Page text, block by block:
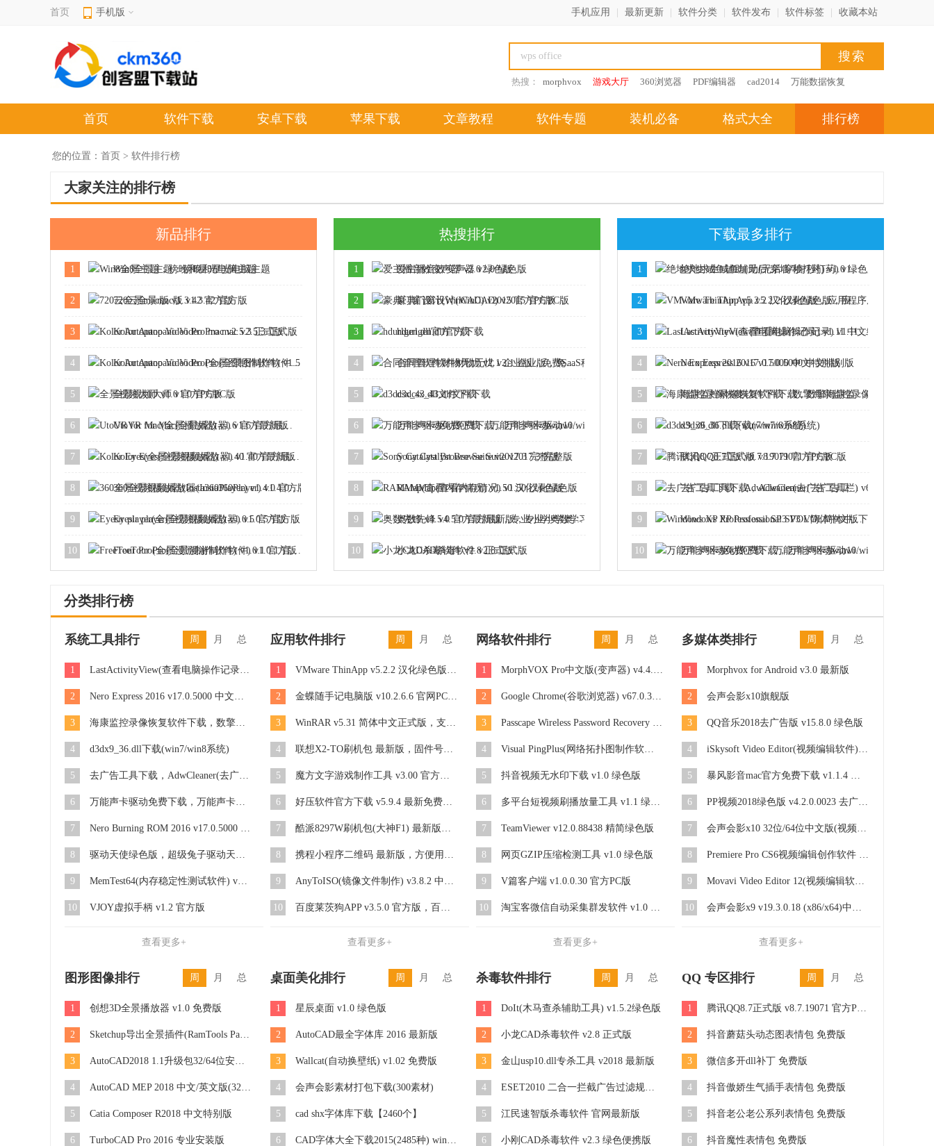
首页 手机版 手机应用 最新更新 软件分类 软件发布 软件标签 收藏本站
热搜： morphvox 游戏大厅 360浏览器 PDF编辑器 cad2014 万能数据恢复
首页 软件下载 安卓下载 苹果下载 文章教程 软件专题 装机必备 格式大全 排行榜
您的位置： 首页 > 软件排行榜
大家关注的排行榜
新品排行
1 Win8全景主题：傍晚和星光电脑主题
2 720云全景mac版 v1.3.42 官方版
3 Kolor Autopano Video Pro mac v2.5.3 正式版
4 Kolor Autopano Video Pro(全景图制作软件) v1.5.1 官方免费版
5 全景视频大师 v1.0 官方PC版
6 UtoVR for Mac(全景播放器) v1.6 官方最新版
7 Kolor Eyes(全景视频播放器) v1.40 官方最新版
8 360全景视频播放器(Insta360Player) v1.4.0 官方版
9 Eyesir player(全景视频播放器) v1.0.5 官方版
10 FreeTour Pro(全景漫游制作软件) v1.0.1 官方版
热搜排行
1 爱主播音效变声器 v2.0 绿色版
2 豪典门窗设计(WinCAD) v2015 官方PC版
3 hdurlgen.dll官方下载
4 合同管理软件财物无忧 v2.1 企业版，免费SaaS移动办公软件
5 d3dcsx_43.dll文件下载
6 万能声卡驱动免费下载，万能声卡驱动win10/win8/win7最新版(32位/64位)
7 Sony Catalyst Browse Suite v2017.3 完整版
8 RAMMap(查看内存情况) v1.50 汉化绿色版
9 奥数先锋 v4.5.0 官方最新版，专业小学奥数学习软件
10 小龙CAD杀毒软件 v2.8 正式版
下载最多排行
1 绝地求生咸鱼辅助(无后/穿墙/秒打药) v1.0 绿色版
2 VMware ThinApp v5.2.2 汉化绿色版，应用程序虚拟化工具
3 LastActivityView(查看电脑操作记录) v1.11 中文绿色版
4 Nero Express 2016 v17.0.5000 中文特别版
5 海康监控录像恢复软件下载，数擎海康监控录像恢复软件 v3.1 个人版
6 d3dx9_36.dll下载(win7/win8系统)
7 腾讯QQ8.7正式版 v8.7.19071 官方PC版
8 去广告工具下载，AdwCleaner(去广告工具栏) v6.0.4.7 官方版
9 Windows XP Professional SP3 VOL简体中文版下载
10 万能声卡驱动免费下载，万能声卡驱动win10/win8/win7最新版(32位/64位)
分类排行榜
系统工具排行 周 月 总
1 LastActivityView(查看电脑操作记录) v1.11 中文绿色版
2 Nero Express 2016 v17.0.5000 中文特别版
3 海康监控录像恢复软件下载，数擎海康监控录像恢复软件 v3.1 个人版
4 d3dx9_36.dll下载(win7/win8系统)
5 去广告工具下载，AdwCleaner(去广告工具栏) v6.0.4.7 官方版
6 万能声卡驱动免费下载，万能声卡驱动win10/win8/win7最新版(32位/64位)
7 Nero Burning ROM 2016 v17.0.5000 中文精简版
8 驱动天使绿色版，超级兔子驱动天使去广告版 v5.0.727.1001 单文件版
9 MemTest64(内存稳定性测试软件) v1.0 绿色版
10 VJOY虚拟手柄 v1.2 官方版
查看更多+
应用软件排行 周 月 总
1 VMware ThinApp v5.2.2 汉化绿色版，应用程序虚拟化工具
2 金蝶随手记电脑版 v10.2.6.6 官网PC版，随手记全账带自动备份功能
3 WinRAR v5.31 简体中文正式版，支持鼠标拖放及外壳扩展
4 联想X2-TO刷机包 最新版，固件号：VIBEUI_V2.0_1604_5.140.1_ST_X2-TO
5 魔方文字游戏制作工具 v3.00 官方最新版，制作文字游戏和互动小说软件
6 好压软件官方下载 v5.9.4 最新免费版，2345好压HaoZip软件
7 酷派8297W刷机包(大神F1) 最新版，版本号：4.4.2
8 携程小程序二维码 最新版，方便用户出行旅游
9 AnyToISO(镜像文件制作) v3.8.2 中文绿色版，镜像文件创建转换工具
10 百度莱茨狗APP v3.5.0 官方版，百度钱包区块链宠物
查看更多+
网络软件排行 周 月 总
1 MorphVOX Pro中文版(变声器) v4.4.65 完美版
2 Google Chrome(谷歌浏览器) v67.0.3396.18 中文绿色版
3 Passcape Wireless Password Recovery Pro v3.3.5.329 官方版
4 Visual PingPlus(网络拓扑图制作软件) v6.4.1 中文免费版
5 抖音视频无水印下载 v1.0 绿色版
6 多平台短视频刷播放量工具 v1.1 绿色版
7 TeamViewer v12.0.88438 精简绿色版
8 网页GZIP压缩检测工具 v1.0 绿色版
9 V篇客户端 v1.0.0.30 官方PC版
10 淘宝客微信自动采集群发软件 v1.0 绿色版
查看更多+
多媒体类排行 周 月 总
1 Morphvox for Android v3.0 最新版
2 会声会影x10旗舰版
3 QQ音乐2018去广告版 v15.8.0 绿色版
4 iSkysoft Video Editor(视频编辑软件) v4.6.0.0 汉化免费版
5 暴风影音mac官方免费下载 v1.1.4 最新版
6 PP视频2018绿色版 v4.2.0.0023 去广告版
7 会声会影x10 32位/64位中文版(视频制作软件)
8 Premiere Pro CS6视频编辑创作软件 v6.0.3 绿色精简版
9 Movavi Video Editor 12(视频编辑软件) v12.0.2 中文特别版
10 会声会影x9 v19.3.0.18 (x86/x64)中文注册版
查看更多+
图形图像排行 周 月 总
1 创想3D全景播放器 v1.0 免费版
2 Sketchup导出全景插件(RamTools Panorama) v0.33 免费版
3 AutoCAD2018 1.1升级包32/64位安装版
4 AutoCAD MEP 2018 中文/英文版(32位/64位)
5 Catia Composer R2018 中文特别版
6 TurboCAD Pro 2016 专业安装版
桌面美化排行 周 月 总
1 星辰桌面 v1.0 绿色版
2 AutoCAD最全字体库 2016 最新版
3 Wallcat(自动换壁纸) v1.02 免费版
4 会声会影素材打包下载(300素材)
5 cad shx字体库下载【2460个】
6 CAD字体大全下载2015(2485种) win7完整版
杀毒软件排行 周 月 总
1 DoIt(木马查杀辅助工具) v1.5.2绿色版
2 小龙CAD杀毒软件 v2.8 正式版
3 金山usp10.dll专杀工具 v2018 最新版
4 ESET2010 二合一拦截广告过滤规则 06.07
5 江民速智版杀毒软件 官网最新版
6 小刚CAD杀毒软件 v2.3 绿色便携版
QQ 专区排行 周 月 总
1 腾讯QQ8.7正式版 v8.7.19071 官方PC版
2 抖音蘑菇头动态图表情包 免费版
3 微信多开dll补丁 免费版
4 抖音傲娇生气插手表情包 免费版
5 抖音老公老公系列表情包 免费版
6 抖音魔性表情包 免费版